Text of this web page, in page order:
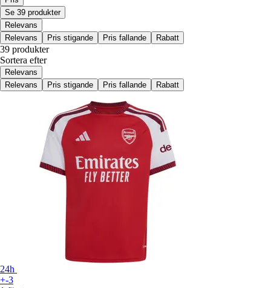
Se 39 produkter
Relevans
Relevans
Pris stigande Pris fallande Rabatt
39 produkter
Sortera efter
Relevans
Relevans
Pris stigande Pris fallande Rabatt
24h
+-3